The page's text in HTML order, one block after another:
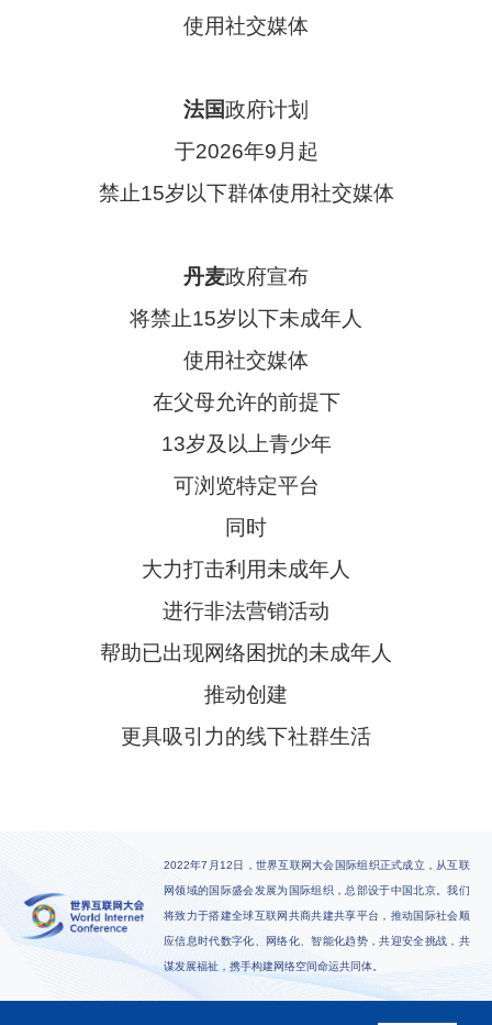
使用社交媒体
法国政府计划
于2026年9月起
禁止15岁以下群体使用社交媒体
丹麦政府宣布
将禁止15岁以下未成年人
使用社交媒体
在父母允许的前提下
13岁及以上青少年
可浏览特定平台
同时
大力打击利用未成年人
进行非法营销活动
帮助已出现网络困扰的未成年人
推动创建
更具吸引力的线下社群生活
2022年7月12日，世界互联网大会国际组织正式成立，从互联
网领域的国际盛会发展为国际组织，总部设于中国北京。我们
将致力于搭建全球互联网共商共建共享平台，推动国际社会顺
应信息时代数字化、网络化、智能化趋势，共迎安全挑战，共
谋发展福祉，携手构建网络空间命运共同体。